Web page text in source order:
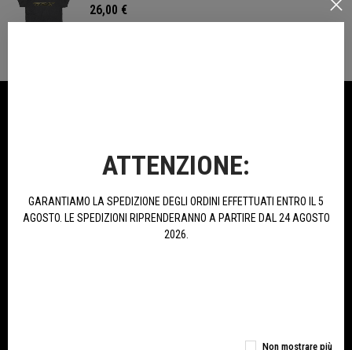
26,00 €
ATTENZIONE:
GARANTIAMO LA SPEDIZIONE DEGLI ORDINI EFFETTUATI ENTRO IL 5
AGOSTO. LE SPEDIZIONI RIPRENDERANNO A PARTIRE DAL 24 AGOSTO
2026.
Non mostrare più